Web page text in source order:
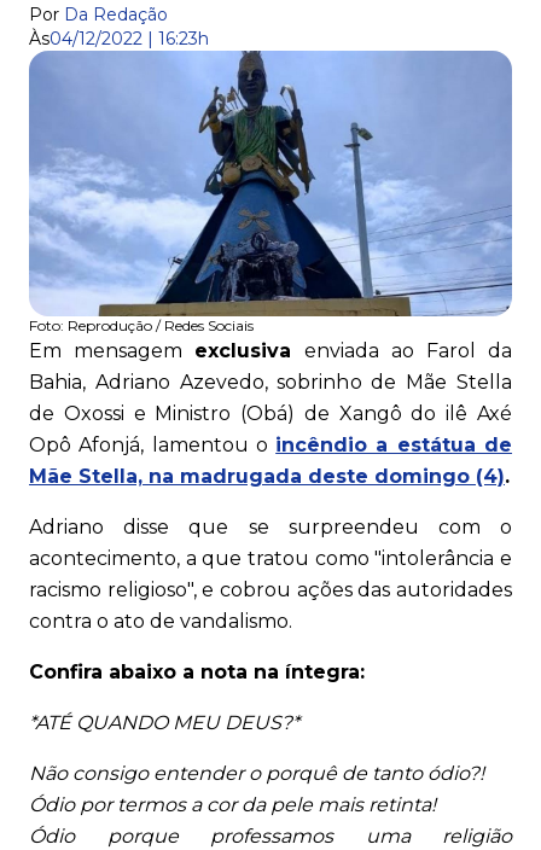
Por Da Redação
Às04/12/2022 | 16:23h
Foto: Reprodução / Redes Sociais
Em mensagem exclusiva enviada ao Farol da
Bahia, Adriano Azevedo, sobrinho de Mãe Stella
de Oxossi e Ministro (Obá) de Xangô do ilê Axé
Opô Afonjá, lamentou o incêndio a estátua de
Mãe Stella, na madrugada deste domingo (4).
Adriano disse que se surpreendeu com o
acontecimento, a que tratou como "intolerância e
racismo religioso", e cobrou ações das autoridades
contra o ato de vandalismo.
Confira abaixo a nota na íntegra:
*ATÉ QUANDO MEU DEUS?*
Não consigo entender o porquê de tanto ódio?!
Ódio por termos a cor da pele mais retinta!
Ódio porque professamos uma religião